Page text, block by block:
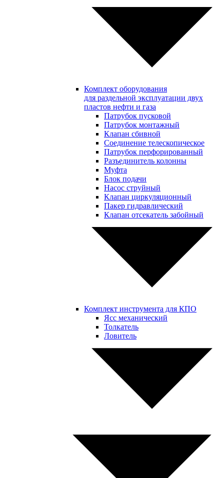
Комплект оборудования
для раздельной эксплуатации двух
пластов нефти и газа
Патрубок пусковой
Патрубок монтажный
Клапан сбивной
Соединение телескопическое
Патрубок перфорированный
Разъединитель колонны
Муфта
Блок подачи
Насос струйный
Клапан циркуляционный
Пакер гидравлический
Клапан отсекатель забойный
Комплект инструмента для КПО
Ясс механический
Толкатель
Ловитель